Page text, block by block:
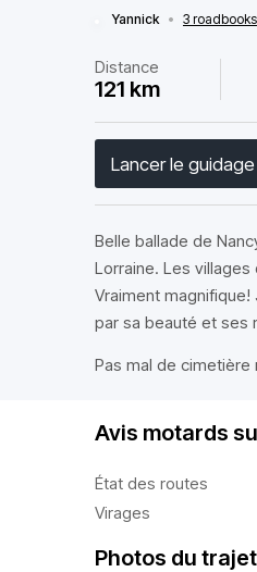
Yannick • 3 roadbooks
Distance
121 km
Lancer le guidage
Belle ballade de
Lorraine. Les villages
Vraiment
par sa beauté et ses
Pas mal de
Avis motards
État des routes
Virages
Photos du